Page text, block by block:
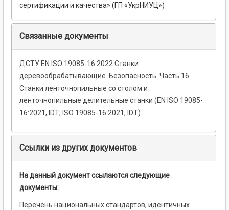
сертификации и качества» (ГП «УкрНИУЦ»)
Связанные документы
ДСТУ EN ISO 19085-16:2022 Станки
деревообрабатывающие. Безопасность. Часть 16.
Станки ленточнопильные со столом и
ленточнопильные делительные станки (EN ISO 19085-
16:2021, IDT; ISO 19085-16:2021, IDT)
Ссылки из других документов
На данный документ ссылаются следующие
документы:
Перечень национальных стандартов, идентичных